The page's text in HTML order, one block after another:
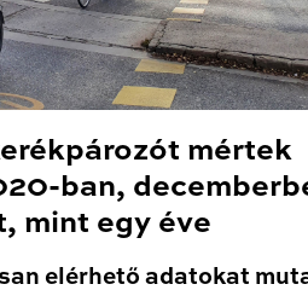
mértek
ban,
mint egy éve
elérhető adatokat